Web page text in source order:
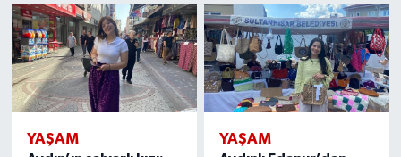
YAŞAM YAŞAM